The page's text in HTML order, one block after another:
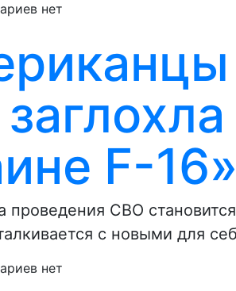
нет
F-
проведения СВО
с новыми для
нет